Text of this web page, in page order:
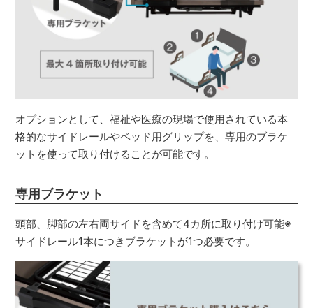
オプションとして、福祉や医療の現場で使用されている本
格的なサイドレールやベッド用グリップを、専用のブラケ
ットを使って取り付けることが可能です。
専用ブラケット
頭部、脚部の左右両サイドを含めて4カ所に取り付け可能※
サイドレール1本につきブラケットが1つ必要です。